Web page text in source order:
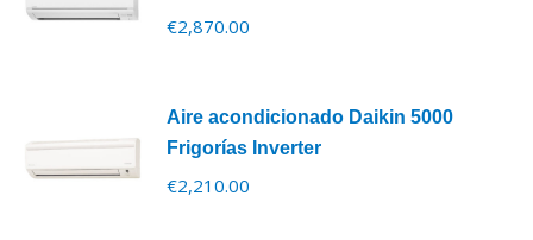
€2,870.00
Aire acondicionado Daikin 5000
Frigorías Inverter
€2,210.00